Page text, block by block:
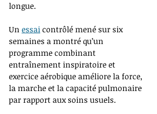
longue.
Un essai contrôlé mené sur six
semaines a montré qu’un
programme combinant
entraînement inspiratoire et
exercice aérobique améliore la force,
la marche et la capacité pulmonaire
par rapport aux soins usuels.